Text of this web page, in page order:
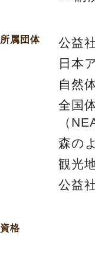
所属団体
公益
日本
自然
全国
（
森の
観光
公益
資格